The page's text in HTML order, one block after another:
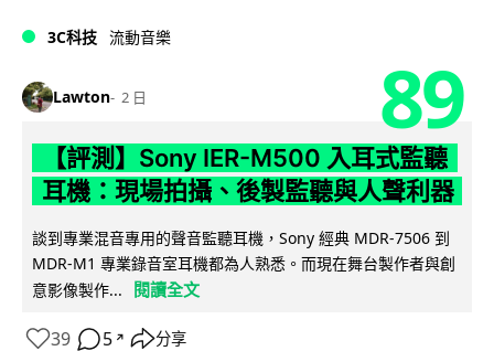
3C科技 流動音樂
Lawton 2 日 89
【評測】Sony IER-M500 入耳式監聽
耳機：現場拍攝、後製監聽與人聲利器
談到專業混音專用的聲音監聽耳機，Sony 經典 MDR-7506 到
MDR-M1 專業錄音室耳機都為人熟悉。而現在舞台製作者與創
意影像製作...
閱讀全文
39 5 ↗ 分享